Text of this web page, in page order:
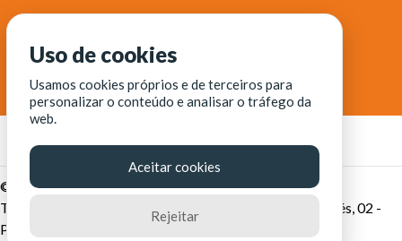
© Fortaleza Digital || CITINOVA - Fundação de Ciência,
Tecnologia e Inovação de Fortaleza - Rua dos Tremembés, 02 -
Praia de Iracema - Fortaleza-CE
Uso de cookies
Usamos cookies próprios e de terceiros para
personalizar o conteúdo e analisar o tráfego da
web.
Aceitar cookies
Rejeitar